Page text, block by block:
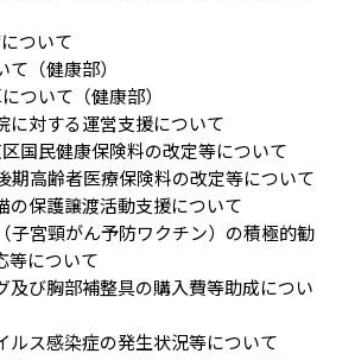
ついて
（健康部）
ついて（健康部）
対する運営支援について
国民健康保険料の改定等について
高齢者医療保険料の改定等について
保護譲渡活動支援について
宮頸がん予防ワクチン）の積極的勧
等について
び胸部補整具の購入費等助成につい
ス感染症の発生状況等について